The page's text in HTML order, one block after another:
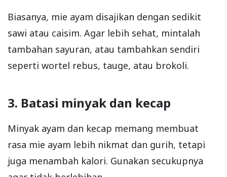
Biasanya, mie ayam disajikan dengan sedikit
sawi atau caisim. Agar lebih sehat, mintalah
tambahan sayuran, atau tambahkan sendiri
seperti wortel rebus, tauge, atau brokoli.
3. Batasi minyak dan kecap
Minyak ayam dan kecap memang membuat
rasa mie ayam lebih nikmat dan gurih, tetapi
juga menambah kalori. Gunakan secukupnya